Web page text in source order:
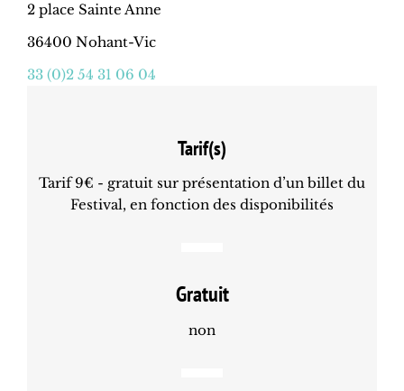
2 place Sainte Anne
36400 Nohant-Vic
33 (0)2 54 31 06 04
Tarif(s)
Tarif 9€ - gratuit sur présentation d’un billet du
Festival, en fonction des disponibilités
Gratuit
non